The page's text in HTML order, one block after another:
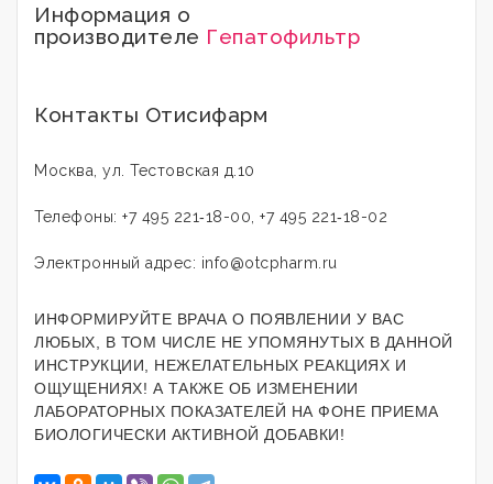
Информация о
производителе Гепатофильтр
Контакты Отисифарм
Москва, ул. Тестовская д.10
Телефоны: +7 495 221‑18-00, +7 495 221‑18-02
Электронный адрес: info@otcpharm.ru
ИНФОРМИРУЙТЕ ВРАЧА О ПОЯВЛЕНИИ У ВАС
ЛЮБЫХ, В ТОМ ЧИСЛЕ НЕ УПОМЯНУТЫХ В ДАННОЙ
ИНСТРУКЦИИ, НЕЖЕЛАТЕЛЬНЫХ РЕАКЦИЯХ И
ОЩУЩЕНИЯХ! А ТАКЖЕ ОБ ИЗМЕНЕНИИ
ЛАБОРАТОРНЫХ ПОКАЗАТЕЛЕЙ НА ФОНЕ ПРИЕМА
БИОЛОГИЧЕСКИ АКТИВНОЙ ДОБАВКИ!